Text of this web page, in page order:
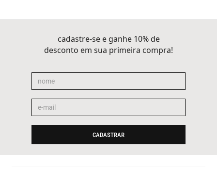
cadastre-se e ganhe 10% de
desconto em sua primeira compra!
CADASTRAR